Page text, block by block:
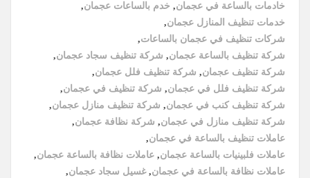
خادمات بالساعة في عجمان, خدم بالساعات عجمان,
خدمات تنظيف المنازل عجمان,
شركات تنظيف في عجمان بالساعات,
شركة تنظيف بالساعة عجمان, شركة تنظيف سجاد عجمان,
شركة تنظيف عجمان, شركة تنظيف فلل عجمان,
شركة تنظيف فلل في عجمان, شركة تنظيف في عجمان,
شركة تنظيف كنب في عجمان, شركة تنظيف منازل عجمان,
شركة تنظيف منازل في عجمان, شركة نظافة عجمان,
عاملات تنظيف بالساعة في عجمان,
عاملات فلبينيات بالساعة عجمان, عاملات نظافة بالساعة عجمان,
عاملات نظافة بالساعة في عجمان,غسيل سجاد عجمان,